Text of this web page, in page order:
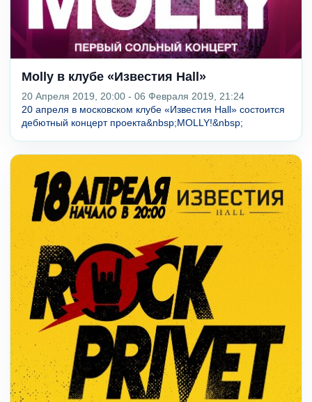
Molly в клубе «Известия Hall»
20 Апреля 2019, 20:00 - 06 Февраля 2019, 21:24
20 апреля в московском клубе «Известия Hall» состоится
дебютный концерт проекта&nbsp;MOLLY!&nbsp;